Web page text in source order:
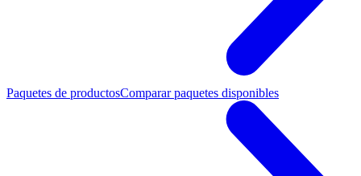
Paquetes de productosComparar paquetes disponibles